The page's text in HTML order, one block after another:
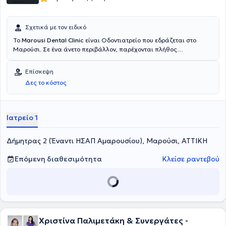
Σχετικά με τον ειδικό
To Marousi Dental Clinic είναι Οδοντιατρείο που εδράζεται στο
Μαρούσι. Σε ένα άνετο περιβάλλον, παρέχονται πλήθος
Υιοθετούνται οι πλέον εξελιγμένες τεχνολογίες και βασικό μέλημα
είναι η εφαρμογή λύσεων απόλυτα προσαρμοσμένων στις ανάγκες
των ασθενών.
Επίσκεψη
Δες το κόστος
Ιατρείο 1
Δήμητρας 2 (Έναντι ΗΣΑΠ Αμαρουσίου), Μαρούσι, ΑΤΤΙΚΗ
Επόμενη διαθεσιμότητα
Κλείσε ραντεβού
Χριστίνα Παλιμετάκη & Συνεργάτες -